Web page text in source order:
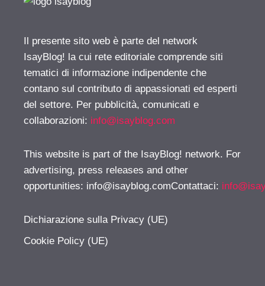
Il presente sito web è parte del network
IsayBlog! la cui rete editoriale comprende siti
tematici di informazione indipendente che
contano sul contributo di appassionati ed esperti
del settore. Per pubblicità, comunicati e
collaborazioni: info@isayblog.com
This website is part of the IsayBlog! network. For
advertising, press releases and other
opportunities: info@isayblog.comContattaci:
Dichiarazione sulla Privacy (UE)
Cookie Policy (UE)